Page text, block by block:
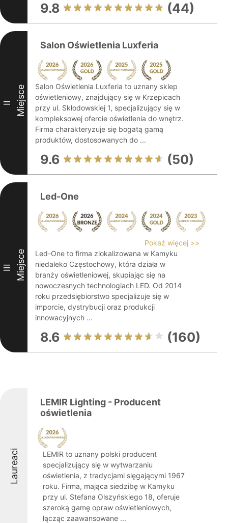
9.8 (44)
II Miejsce
Salon Oświetlenia Luxferia
Salon Oświetlenia Luxferia to uznany sklep
oświetleniowy, znajdujący się w Krzepicach
przy ul. Skłodowskiej 1, specjalizujący się w
kompleksowej ofercie oświetlenia do wnętrz.
Firma charakteryzuje się bogatą gamą
produktów, dostosowanych do ...
9.6 (50)
III Miejsce
Led-One
Pokaż więcej >>
Led-One to firma zlokalizowana w Kamyku
niedaleko Częstochowy, która działa w
branży oświetleniowej, skupiając się na
nowoczesnych technologiach LED. Od 2014
roku przedsiębiorstwo specjalizuje się w
imporcie, dystrybucji oraz produkcji
innowacyjnych ...
8.6 (160)
Laureaci
LEMIR Lighting - Producent
oświetlenia
LEMIR to uznany polski producent
specjalizujący się w wytwarzaniu
oświetlenia, z tradycjami sięgającymi 1967
roku. Firma, mająca siedzibę w Kamyku
przy ul. Stefana Olszyńskiego 18, oferuje
szeroką gamę opraw oświetleniowych,
łącząc zaawansowane ...